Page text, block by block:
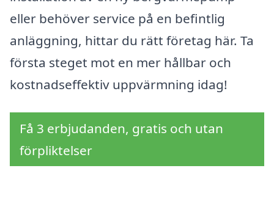
eller behöver service på en befintlig
anläggning, hittar du rätt företag här. Ta
första steget mot en mer hållbar och
kostnadseffektiv uppvärmning idag!
Få 3 erbjudanden, gratis och utan
förpliktelser